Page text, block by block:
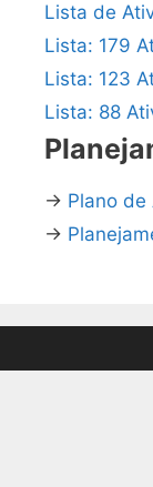
Lista de
Lista: 179
Lista: 123
Lista: 88
→ Plano de
→